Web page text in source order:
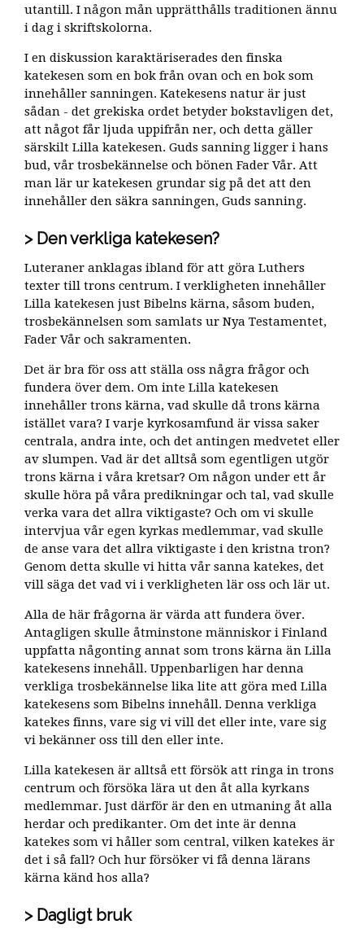
utantill. I någon mån upprätthålls traditionen ännu
i dag i skriftskolorna.
I en diskussion karaktäriserades den finska
katekesen som en bok från ovan och en bok som
innehåller sanningen. Katekesens natur är just
sådan - det grekiska ordet betyder bokstavligen det,
att något får ljuda uppifrån ner, och detta gäller
särskilt Lilla katekesen. Guds sanning ligger i hans
bud, vår trosbekännelse och bönen Fader Vår. Att
man lär ur katekesen grundar sig på det att den
innehåller den säkra sanningen, Guds sanning.
Den verkliga katekesen?
Luteraner anklagas ibland för att göra Luthers
texter till trons centrum. I verkligheten innehåller
Lilla katekesen just Bibelns kärna, såsom buden,
trosbekännelsen som samlats ur Nya Testamentet,
Fader Vår och sakramenten.
Det är bra för oss att ställa oss några frågor och
fundera över dem. Om inte Lilla katekesen
innehåller trons kärna, vad skulle då trons kärna
istället vara? I varje kyrkosamfund är vissa saker
centrala, andra inte, och det antingen medvetet eller
av slumpen. Vad är det alltså som egentligen utgör
trons kärna i våra kretsar? Om någon under ett år
skulle höra på våra predikningar och tal, vad skulle
verka vara det allra viktigaste? Och om vi skulle
intervjua vår egen kyrkas medlemmar, vad skulle
de anse vara det allra viktigaste i den kristna tron?
Genom detta skulle vi hitta vår sanna katekes, det
vill säga det vad vi i verkligheten lär oss och lär ut.
Alla de här frågorna är värda att fundera över.
Antagligen skulle åtminstone människor i Finland
uppfatta någonting annat som trons kärna än Lilla
katekesens innehåll. Uppenbarligen har denna
verkliga trosbekännelse lika lite att göra med Lilla
katekesens som Bibelns innehåll. Denna verkliga
katekes finns, vare sig vi vill det eller inte, vare sig
vi bekänner oss till den eller inte.
Lilla katekesen är alltså ett försök att ringa in trons
centrum och försöka lära ut den åt alla kyrkans
medlemmar. Just därför är den en utmaning åt alla
herdar och predikanter. Om det inte är denna
katekes som vi håller som central, vilken katekes är
det i så fall? Och hur försöker vi få denna lärans
kärna känd hos alla?
Dagligt bruk